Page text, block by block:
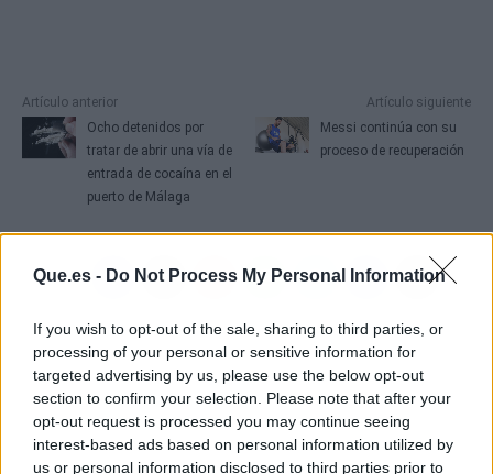
Que.es - Do Not Process My Personal Information
If you wish to opt-out of the sale, sharing to third parties, or
processing of your personal or sensitive information for
targeted advertising by us, please use the below opt-out
section to confirm your selection. Please note that after your
opt-out request is processed you may continue seeing
interest-based ads based on personal information utilized by
us or personal information disclosed to third parties prior to
Artículo anterior
Ocho detenidos por
tratar de abrir una vía de
entrada de cocaína en el
puerto de Málaga
Artículo siguiente
Messi continúa con su
proceso de recuperación